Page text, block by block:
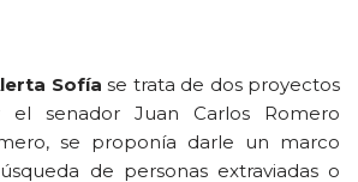
Sofía se trata de dos proyectos
el senador Juan Carlos Romero
se proponía darle un marco
de personas extraviadas o